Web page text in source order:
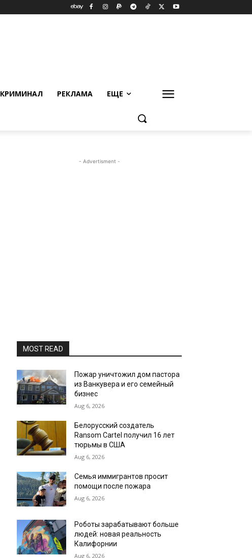
КРИМИНАЛ РЕКЛАМА ЕЩЕ
- Advertisment -
MOST READ
Пожар уничтожил дом пастора
из Ванкувера и его семейный
бизнес
Aug 6, 2026
Белорусский создатель
Ransom Cartel получил 16 лет
тюрьмы в США
Aug 6, 2026
Семья иммигрантов просит
помощи после пожара
Aug 6, 2026
Роботы зарабатывают больше
людей: новая реальность
Калифорнии
Aug 6, 2026